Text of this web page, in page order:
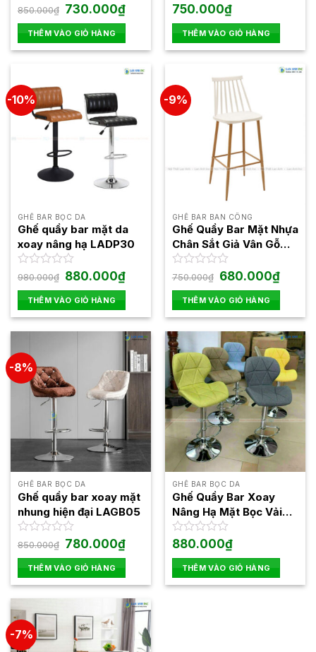
Được
hạng
0
5
850.000₫ Giá
gốc
là:
850.000₫.
730.000₫Giá
hiện
tại
là:
730.000₫.
THÊM VÀO GIỎ HÀNG
Được
hạng
0
5
750.000₫
THÊM VÀO GIỎ HÀNG
-10%
GHẾ BAR BỌC DA
Ghế quầy bar mặt da
xoay nâng hạ LADP30
Được
hạng
0
5
sao
980.000₫ Giá
gốc
là:
980.000₫.
880.000₫Giá
hiện
tại
là:
880.000₫.
THÊM VÀO GIỎ HÀNG
-9%
GHẾ BAR BAN CÔNG
Ghế Quầy Bar Mặt Nhựa
Chân Sắt Giả Vân Gỗ
3044
Được
hạng
0
5
sao
750.000₫ Giá
gốc
là:
750.000₫.
680.000₫Giá
hiện
tại
là:
THÊM VÀO GIỎ HÀNG
-8%
GHẾ BAR BỌC DA
Ghế quầy bar xoay mặt
nhung hiện đại LAGB05
Được
hạng
0
5
sao
850.000₫ Giá
gốc
là:
850.000₫.
780.000₫Giá
hiện
tại
là:
780.000₫.
THÊM VÀO GIỎ HÀNG
GHẾ BAR BỌC DA
Ghế Quầy Bar Xoay
Nâng Hạ Mặt Bọc Vải
LAB406
Được
hạng
0
5
880.000₫
THÊM VÀO GIỎ HÀNG
-7%